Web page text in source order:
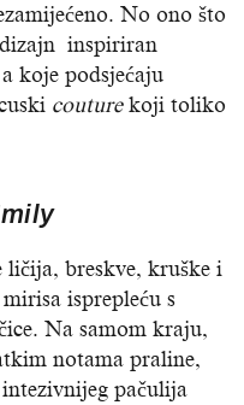
No ono što
dizajn inspiriran
koje podsjećaju
couturekoji toliko
ličija, breskve, kruške i
isprepleću s
Na samom kraju,
notama praline,
pačulija